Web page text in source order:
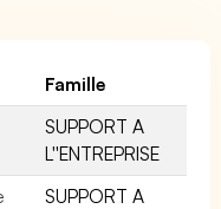
Famille
SUPPORT A
L''ENTREPRISE
SUPPORT A